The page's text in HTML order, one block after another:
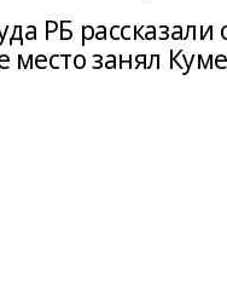
РБ
занял